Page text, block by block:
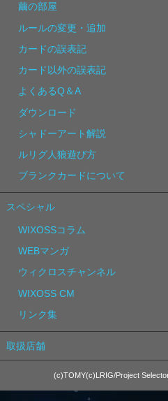
繭の部屋
ルールの変更・追加
カードの誤表記
カード以外の誤表記
よくあるQ＆A
ダウンロード
シャドーアート解説
ルリグ人狼遊び方
ブランクカードについて
スペシャル
WIXOSSコラム
WEBマンガ
ウィクロスチャンネル
WIXOSS CM
リンク集
取扱店舗
(c)TOMY(c)LRIG/Project